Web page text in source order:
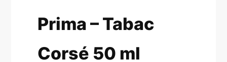
Prima – Tabac
Corsé 50 ml